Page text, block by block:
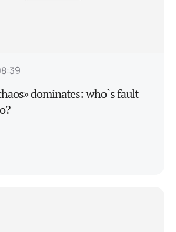
dominates: who`s fault